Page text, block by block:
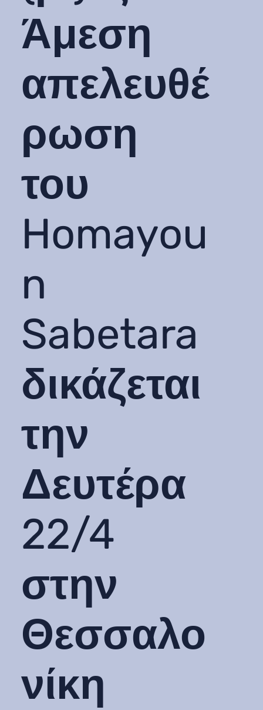
Άμεση
απελευθέ
ρωση
του
Homayou
n
Sabetara
δικάζεται
την
Δευτέρα
22/4
στην
Θεσσαλο
νίκη